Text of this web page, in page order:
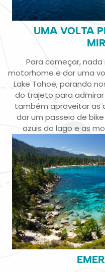
UMA VOLTA
Para começar,
motorhome e dar uma
Lake Tahoe, parando
do trajeto para
também aproveitar as
dar um passeio de
azuis do lago e as